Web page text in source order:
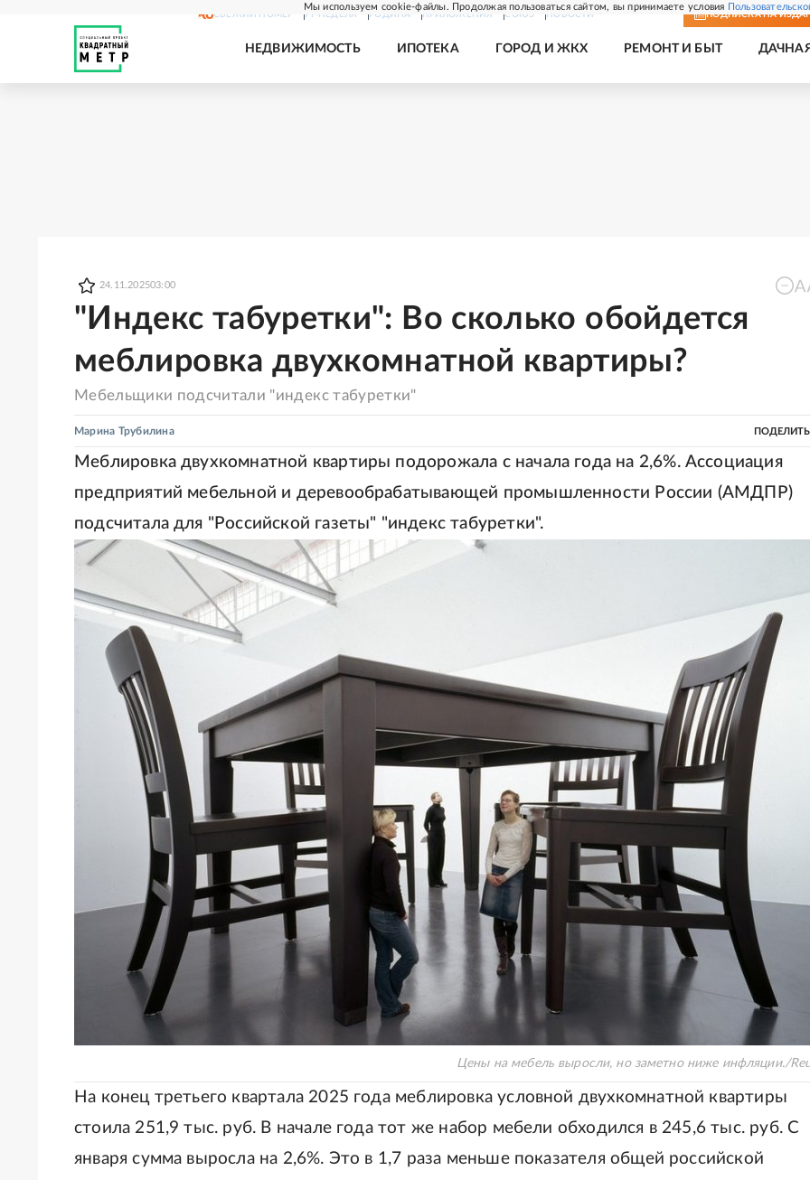
Мы используем cookie-файлы. Продолжая пользоваться сайтом, вы принимаете условия
СВЕЖИЙ НОМЕР РГ-НЕДЕЛЯ РОДИНА ПРИЛОЖЕНИЯ СОЮЗ НОВОСТИ ПОДПИСКА НА
НЕДВИЖИМОСТЬ ИПОТЕКА ГОРОД И ЖКХ РЕМОНТ И БЫТ
24.11.202503:00
"Индекс табуретки": Во сколько обойдется
меблировка двухкомнатной квартиры?
Мебельщики подсчитали "индекс табуретки"
Марина Трубилина
Меблировка двухкомнатной квартиры подорожала с начала года на 2,6%. Ассоциация
предприятий мебельной и деревообрабатывающей промышленности России (АМДПР)
подсчитала для "Российской газеты" "индекс табуретки".
Цены на мебель выросли, но заметно ниже инфляции./
На конец третьего квартала 2025 года меблировка условной двухкомнатной квартиры
стоила 251,9 тыс. руб. В начале года тот же набор мебели обходился в 245,6 тыс. руб. С
января сумма выросла на 2,6%. Это в 1,7 раза меньше показателя общей российской